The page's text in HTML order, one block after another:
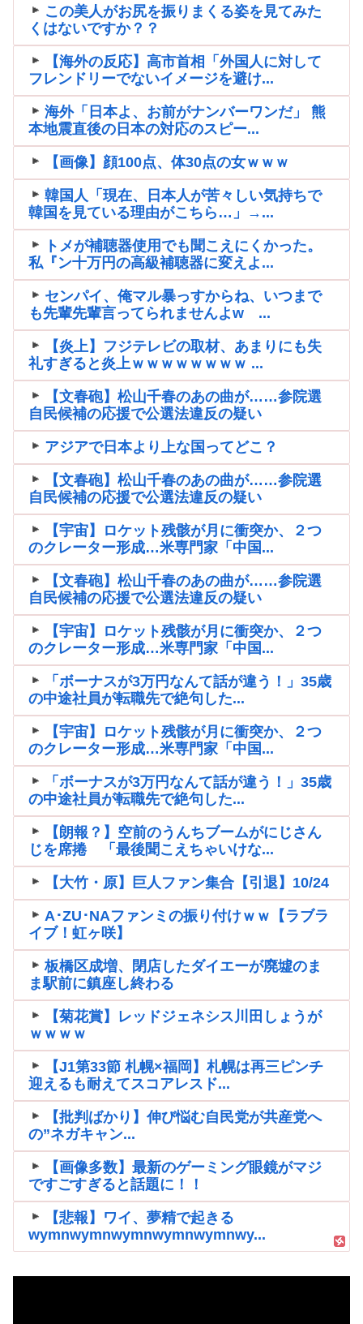
この美人がお尻を振りまくる姿を見てみた
くはないですか？？
【海外の反応】高市首相「外国人に対して
フレンドリーでないイメージを避け...
海外「日本よ、お前がナンバーワンだ」 熊
本地震直後の日本の対応のスピー...
【画像】顔100点、体30点の女ｗｗｗ
韓国人「現在、日本人が苦々しい気持ちで
韓国を見ている理由がこちら…」→...
トメが補聴器使用でも聞こえにくかった。
私『ン十万円の高級補聴器に変えよ...
センパイ、俺マル暴っすからね、いつまで
も先輩先輩言ってられませんよw ...
【炎上】フジテレビの取材、あまりにも失
礼すぎると炎上ｗｗｗｗｗｗｗｗ ...
【文春砲】松山千春のあの曲が……参院選
自民候補の応援で公選法違反の疑い
アジアで日本より上な国ってどこ？
【文春砲】松山千春のあの曲が……参院選
自民候補の応援で公選法違反の疑い
【宇宙】ロケット残骸が月に衝突か、２つ
のクレーター形成…米専門家「中国...
【文春砲】松山千春のあの曲が……参院選
自民候補の応援で公選法違反の疑い
【宇宙】ロケット残骸が月に衝突か、２つ
のクレーター形成…米専門家「中国...
「ボーナスが3万円なんて話が違う！」35歳
の中途社員が転職先で絶句した...
【宇宙】ロケット残骸が月に衝突か、２つ
のクレーター形成…米専門家「中国...
「ボーナスが3万円なんて話が違う！」35歳
の中途社員が転職先で絶句した...
【朗報？】空前のうんちブームがにじさん
じを席捲 「最後聞こえちゃいけな...
【大竹・原】巨人ファン集合【引退】10/24
A･ZU･NAファンミの振り付けｗｗ【ラブラ
イブ！虹ヶ咲】
板橋区成増、閉店したダイエーが廃墟のま
ま駅前に鎮座し終わる
【菊花賞】レッドジェネシス川田しょうが
ｗｗｗｗ
【J1第33節 札幌×福岡】札幌は再三ピンチ
迎えるも耐えてスコアレスド...
【批判ばかり】伸び悩む自民党が共産党へ
の”ネガキャン...
【画像多数】最新のゲーミング眼鏡がマジ
ですごすぎると話題に！！
【悲報】ワイ、夢精で起きる
wymnwymnwymnwymnwymnwy...